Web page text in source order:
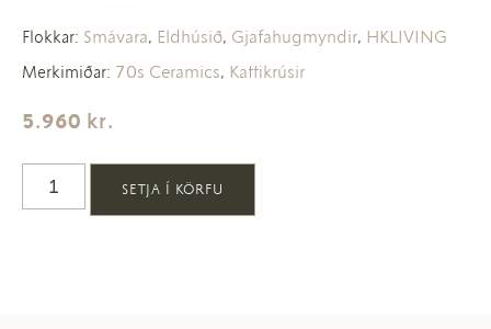
Flokkar: Smávara, Eldhúsið, Gjafahugmyndir, HKLIVING
Merkimiðar: 70s Ceramics, Kaffikrúsir
5.960 kr.
SETJA Í KÖRFU